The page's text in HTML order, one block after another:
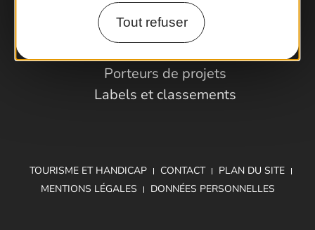
Tout refuser
Espace Pro
Observatoire
Porteurs de projets
Labels et classements
TOURISME ET HANDICAP CONTACT
PLAN DU SITE
MENTIONS LÉGALES
DONNÉES PERSONNELLES